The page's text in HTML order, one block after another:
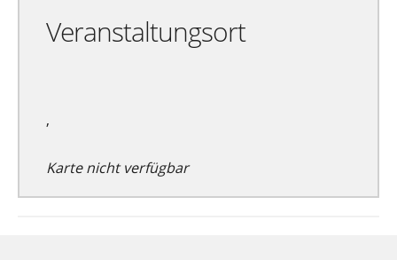
Veranstaltungsort
,
Karte nicht verfügbar